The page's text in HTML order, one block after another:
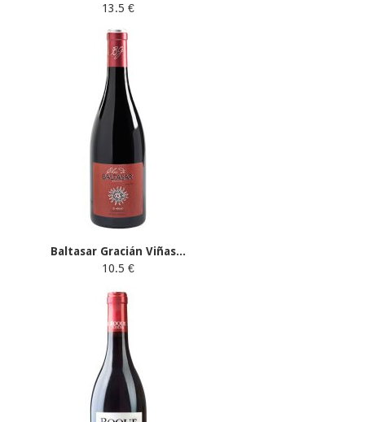
13.5 €
Baltasar Gracián Viñas...
10.5 €